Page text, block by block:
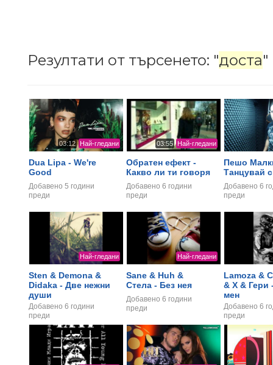
Резултати от търсенето: "доста"
03:12 Най-гледани
Dua Lipa - We're
Good
Добавено 5 години
преди
03:55 Най-гледани
Обратен ефект -
Какво ли ти говоря
Добавено 6 години
преди
Пешо
Танцувай
Добавено 6
преди
Най-гледани
Sten & Demona &
Didaka - Две нежни
души
Добавено 6 години
преди
Най-гледани
Sane & Huh &
Стела - Без нея
Добавено 6 години
преди
Lamoza &
& X &
мен
Добавено 6
преди